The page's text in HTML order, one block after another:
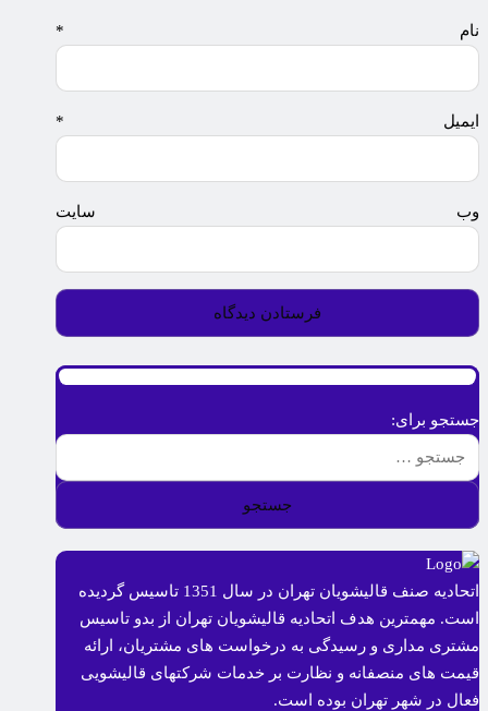
نام *
ایمیل *
وب‌ سایت
جستجو برای:
اتحادیه صنف قالیشویان تهران در سال 1351 تاسیس گردیده
است. مهمترین هدف اتحادیه قالیشویان تهران از بدو تاسیس
مشتری مداری و رسیدگی به درخواست های مشتریان، ارائه
قیمت های منصفانه و نظارت بر خدمات شرکتهای قالیشویی
فعال در شهر تهران بوده است.